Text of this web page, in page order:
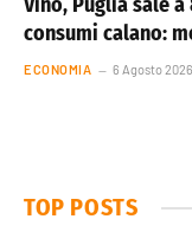
consumi calano:
ECONOMIA 6 Agosto 2026
TOP POSTS